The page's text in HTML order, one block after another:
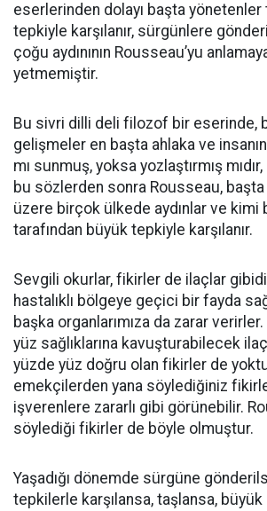
eserlerinden dolayı başta yönetenler
tepkiyle karşılanır, sürgünlere
çoğu aydınının Rousseau’yu
yetmemiştir.
Bu sivri dilli deli filozof bir eserinde,
gelişmeler en başta ahlaka ve insanın
mı sunmuş, yoksa yozlaştırmış
bu sözlerden sonra Rousseau, başta
üzere birçok ülkede aydınlar ve kimi
tarafından büyük tepkiyle karşılanır.
Sevgili okurlar, fikirler de ilaçlar
hastalıklı bölgeye geçici bir fayda
başka organlarımıza da zarar
yüz sağlıklarına kavuşturabilecek
yüzde yüz doğru olan fikirler de
emekçilerden yana söylediğiniz
işverenlere zararlı gibi görünebilir.
söylediği fikirler de böyle olmuştur.
Yaşadığı dönemde sürgüne
tepkilerle karşılansa, taşlansa,